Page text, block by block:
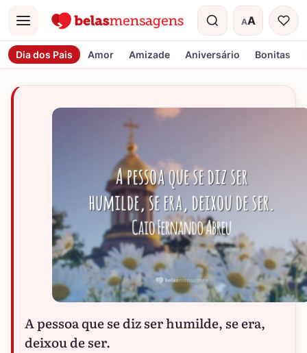
Menu AA
Tamanho do
Dia dos Pais Amor Amizade Aniversário Bonitas
A pessoa que se diz ser humilde, se era,
deixou de ser.